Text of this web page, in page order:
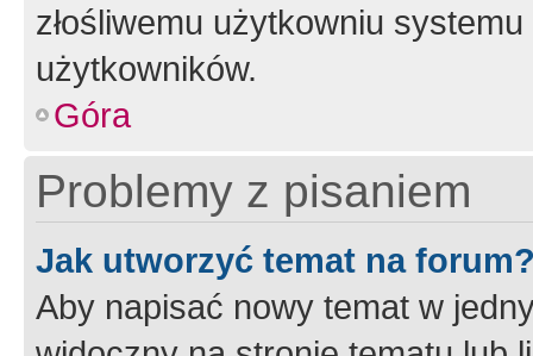
złośliwemu użytkowniu
użytkowników.
Góra
Problemy z pisaniem
Jak utworzyć temat na
Aby napisać nowy temat w